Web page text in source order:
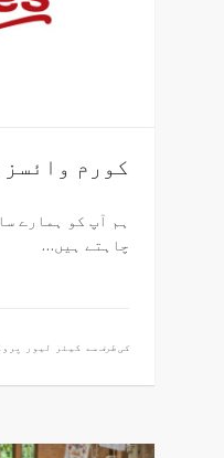
کورم وائسز 2020 لائیو
ہم آپ کو ہمارے
چاہتے ہیں…
کی طرف سے کیئر لیور